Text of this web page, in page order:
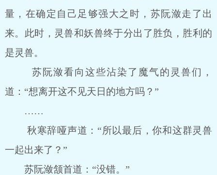
量，在确定自己足够强大之时，苏阮潋走了出
来。此时，灵兽和妖兽终于分出了胜负，胜利的
是灵兽。
苏阮潋看向这些沾染了魔气的灵兽们，
道：“想离开这不见天日的地方吗？”
……
秋寒辞哑声道：“所以最后，你和这群灵兽
一起出来了？”
苏阮潋颔首道：“没错。”